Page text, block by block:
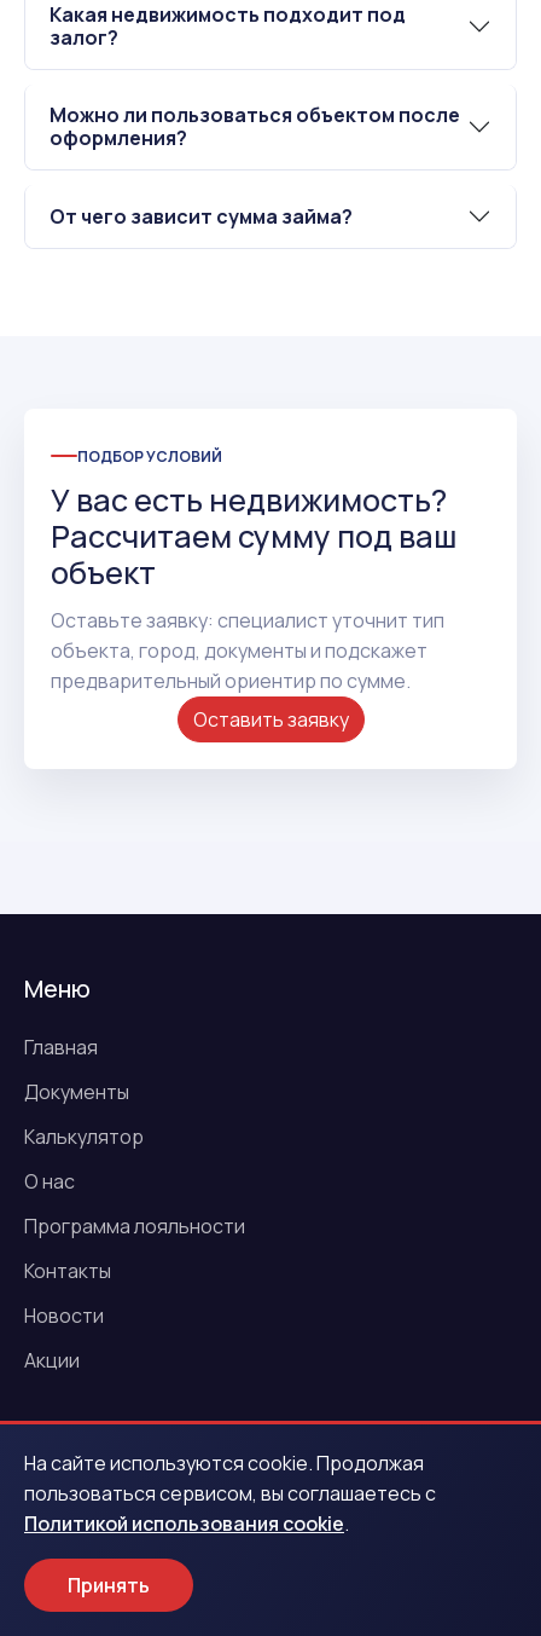
Какая недвижимость подходит под
залог?
Можно ли пользоваться объектом после
оформления?
От чего зависит сумма займа?
ПОДБОР УСЛОВИЙ
У вас есть недвижимость?
Рассчитаем сумму под ваш
объект
Оставьте заявку: специалист уточнит тип
объекта, город, документы и подскажет
предварительный ориентир по сумме.
Оставить заявку
Меню
Главная
Документы
Калькулятор
О нас
Программа лояльности
Контакты
Новости
Акции
Деньги под залог ПТС
Деньги под залог автомобиля
Выездная оценка авто
На сайте используются cookie. Продолжая
пользоваться сервисом, вы соглашаетесь с
Политикой использования cookie.
Принять